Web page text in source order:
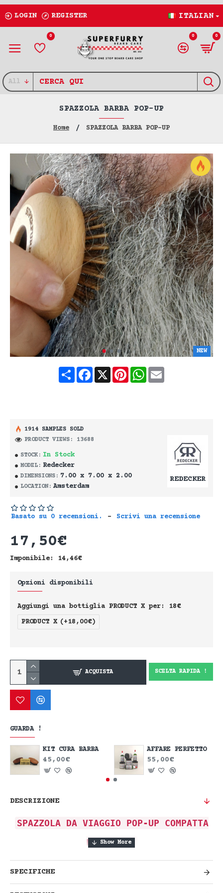
LOGIN REGISTER ITALIAN
0 0 0
All
Home SPAZZOLA BARBA POP-UP
SPAZZOLA BARBA POP-UP
NEW
ShareFacebook
X Pinterest
WhatsApp
Email
STOCK: In Stock
MODEL: Redecker
DIMENSIONS: 7.00 x 7.00 x 2.00
LOCATION: Amsterdam
REDECKER
1914 SAMPLES SOLD
PRODUCT VIEWS: 13688
Basato su 0 recensioni. - Scrivi una recensione
17,50€
Imponibile: 14,46€
Opzioni disponibili
Aggiungi una bottiglia PRODUCT X per: 18€
PRODUCT X (+18,00€)
ACQUISTA SCELTA RAPIDA !
GUARDA !
KIT CURA BARBA
45,00€
AFFARE PERFETTO
55,00€
DESCRIZIONE
SPAZZOLA DA VIAGGIO POP-UP COMPATTA
PER BARBA
Legno di Faggio Oliato con Denti di
Carpino Delicati
SPECIFICHE